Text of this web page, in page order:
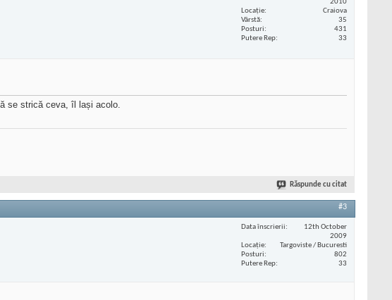
2010
Locaţie
Craiova
Vârstă
35
Posturi
431
Putere Rep
33
se strică ceva, îl lași acolo.
Răspunde cu citat
#3
Data înscrierii
12th October
2009
Locaţie
Targoviste / Bucuresti
Posturi
802
Putere Rep
33